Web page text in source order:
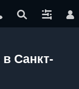
Санкт-